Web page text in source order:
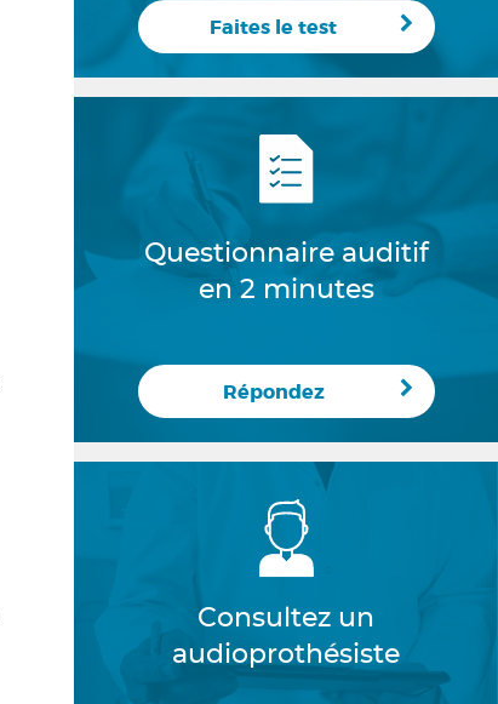
Faites le test
Questionnaire auditif
en 2 minutes
Répondez
Consultez un
audioprothésiste